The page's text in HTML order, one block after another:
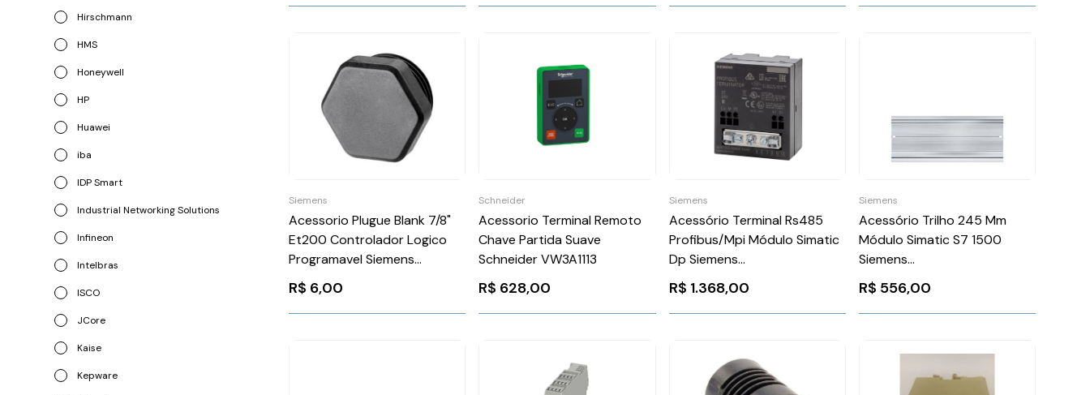
Hirschmann
HMS
Honeywell
HP
Huawei
iba
IDP Smart
Industrial Networking Solutions
Infineon
Intelbras
ISCO
JCore
Kaise
Kepware
Siemens
Acessorio Plugue Blank 7/8"
Et200 Controlador Logico
Programavel Siemens
6ES71943JA000AA0
R$ 6,00
Schneider
Acessorio Terminal Remoto
Chave Partida Suave
Schneider VW3A1113
R$ 628,00
Siemens
Acessório Terminal Rs485
Profibus/Mpi Módulo Simatic
Dp Siemens
6ES79720DA000AA0
R$ 1.368,00
Siemens
Acessório Trilho 245 Mm
Módulo Simatic S7 1500
Siemens
6ES75901AC400AA0
R$ 556,00